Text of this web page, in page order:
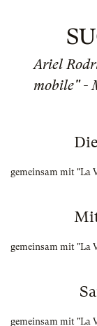
Ariel
mobile" -
gemeinsam mit "La
gemeinsam mit "La
gemeinsam mit "La